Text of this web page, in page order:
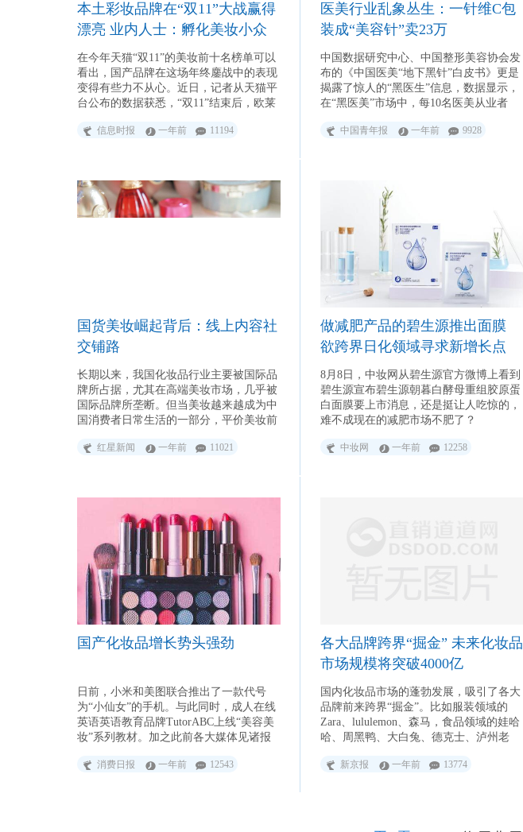
本土彩妆品牌在“双11”大战赢得
漂亮 业内人士：孵化美妆小众
品牌成新出路
在今年天猫“双11”的美妆前十名榜单可以
看出，国产品牌在这场年终鏖战中的表现
变得有些力不从心。近日，记者从天猫平
台公布的数据获悉，“双11”结束后，欧莱
分获护肤榜单的第一、二名。
信息时报 一年前 11194
医美行业乱象丛生：一针维C包
装成“美容针”卖23万
中国数据研究中心、中国整形美容协会发
布的《中国医美“地下黑针”白皮书》更是
揭露了惊人的“黑医生”信息，数据显示，
在“黑医美”市场中，每10名医美从业者
中国青年报 一年前 9928
国货美妆崛起背后：线上内容社
交铺路
长期以来，我国化妆品行业主要被国际品
牌所占据，尤其在高端美妆市场，几乎被
国际品牌所垄断。但当美妆越来越成为中
国消费者日常生活的一部分，平价美妆前
机会。在国际品牌依然占据市场大头的情
红星新闻 一年前 11021
做减肥产品的碧生源推出面膜
欲跨界日化领域寻求新增长点
8月8日，中妆网从碧生源官方微博上看到
碧生源宣布碧生源朝暮白酵母重组胶原蛋
白面膜要上市消息，还是挺让人吃惊的，
难不成现在的减肥市场不肥了？
中妆网 一年前 12258
国产化妆品增长势头强劲
日前，小米和美图联合推出了一款代号
为“小仙女”的手机。与此同时，成人在线
英语英语教育品牌TutorABC上线“美容美
妆”系列教材。加之此前各大媒体见诸报
无不与“她”有关。
消费日报 一年前 12543
各大品牌跨界“掘金” 未来化妆品
市场规模将突破4000亿
国内化妆品市场的蓬勃发展，吸引了各大
品牌前来跨界“掘金”。比如服装领域的
Zara、lululemon、森马，食品领域的娃哈
哈、周黑鸭、大白兔、德克士、泸州老
的马应龙，都推出了一组包含三个色号的
新京报 一年前 13774